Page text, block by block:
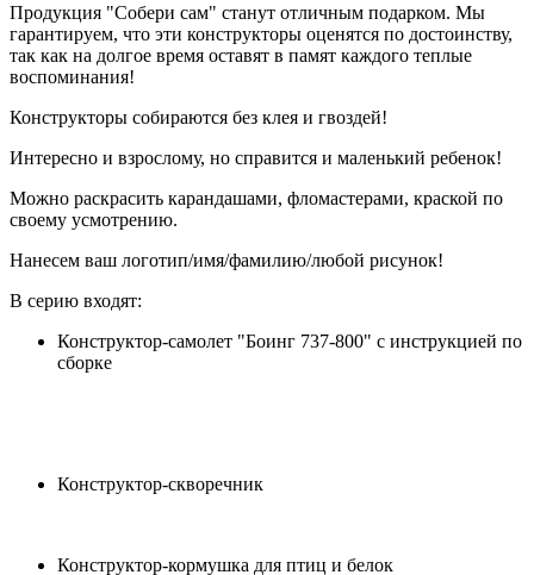
Продукция "Собери сам" станут отличным подарком. Мы
гарантируем, что эти конструкторы оценятся по достоинству,
так как на долгое время оставят в памят каждого теплые
воспоминания!
Конструкторы собираются без клея и гвоздей!
Интересно и взрослому, но справится и маленький ребенок!
Можно раскрасить карандашами, фломастерами, краской по
своему усмотрению.
Нанесем ваш логотип/имя/фамилию/любой рисунок!
В серию входят:
Конструктор-самолет "Боинг 737-800" с инструкцией по
сборке
Конструктор-скворечник
Конструктор-кормушка для птиц и белок